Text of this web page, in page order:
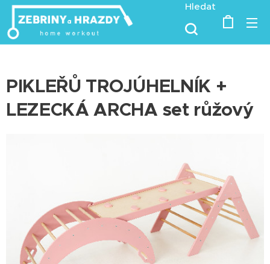
Hledat
PIKLEŘŮ TROJÚHELNÍK +
LEZECKÁ ARCHA set růžový